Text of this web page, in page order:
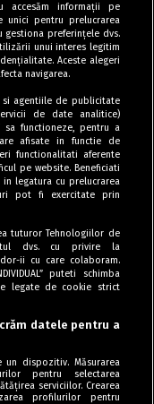
accesăm informații pe
unici pentru prelucrarea
gestiona preferințele dvs.
unui interes legitim
Aceste alegeri
navigarea.
agentiile de publicitate
de date analitice)
functioneze, pentru a
afisate in functie de
functionalitati aferente
pe website. Beneficiati
legatura cu prelucrarea
pot fi exercitate prin
tuturor Tehnologiilor de
dvs. cu privire la
ii cu care colaboram.
puteti schimba
legate de cookie strict
datele pentru a
dispozitiv. Măsurarea
pentru selectarea
serviciilor. Crearea
profilurilor pentru